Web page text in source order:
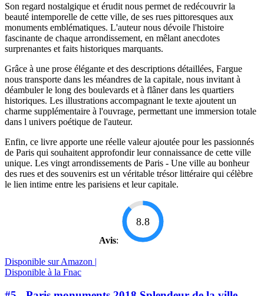
Son regard nostalgique et érudit nous permet de redécouvrir la
beauté intemporelle de cette ville, de ses rues pittoresques aux
monuments emblématiques. L'auteur nous dévoile l'histoire
fascinante de chaque arrondissement, en mêlant anecdotes
surprenantes et faits historiques marquants.
Grâce à une prose élégante et des descriptions détaillées, Fargue
nous transporte dans les méandres de la capitale, nous invitant à
déambuler le long des boulevards et à flâner dans les quartiers
historiques. Les illustrations accompagnant le texte ajoutent un
charme supplémentaire à l'ouvrage, permettant une immersion totale
dans l univers poétique de l'auteur.
Enfin, ce livre apporte une réelle valeur ajoutée pour les passionnés
de Paris qui souhaitent approfondir leur connaissance de cette ville
unique. Les vingt arrondissements de Paris - Une ville au bonheur
des rues et des souvenirs est un véritable trésor littéraire qui célèbre
le lien intime entre les parisiens et leur capitale.
Avis:
8.8
Disponible sur Amazon |
Disponible à la Fnac